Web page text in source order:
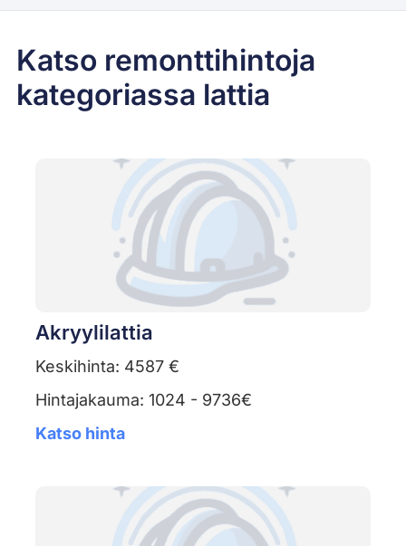
Katso remonttihintoja
kategoriassa lattia
Akryylilattia
Keskihinta: 4587 €
Hintajakauma: 1024 - 9736€
Katso hinta